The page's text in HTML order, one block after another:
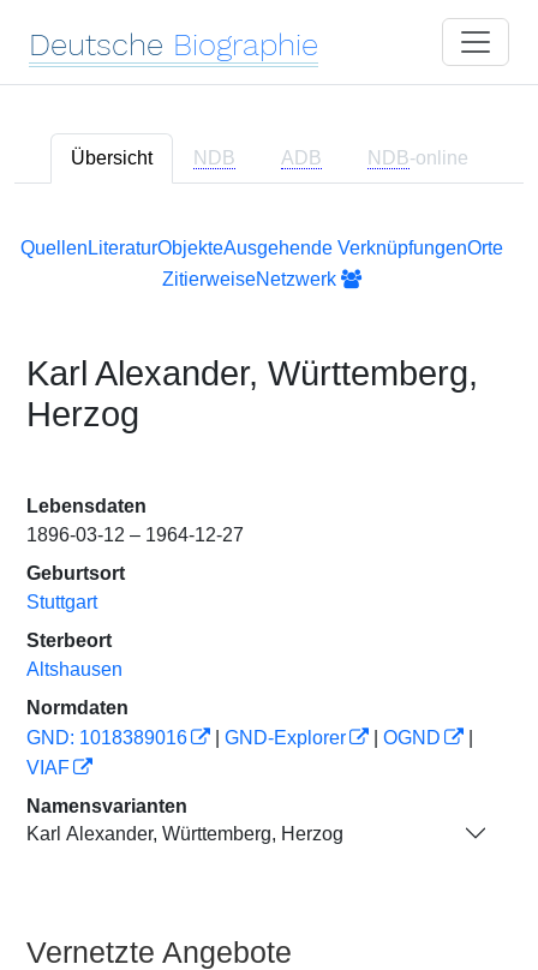
Deutsche Biographie
Übersicht NDB ADB NDB-online
Quellen LiteraturObjekteAusgehende VerknüpfungenOrte
ZitierweiseNetzwerk
Karl Alexander, Württemberg,
Herzog
Lebensdaten
1896-03-12 – 1964-12-27
Geburtsort
Stuttgart
Sterbeort
Altshausen
Normdaten
GND: 1018389016
GND-Explorer OGND
VIAF
Namensvarianten
Karl Alexander, Württemberg, Herzog
Vernetzte Angebote